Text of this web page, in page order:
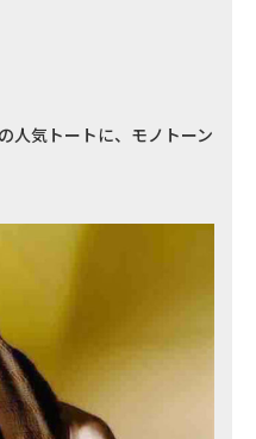
人気トートに、モノトーン